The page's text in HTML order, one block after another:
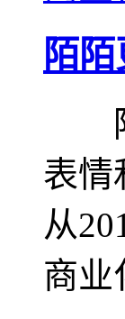
陌
陌
表情
从
商业